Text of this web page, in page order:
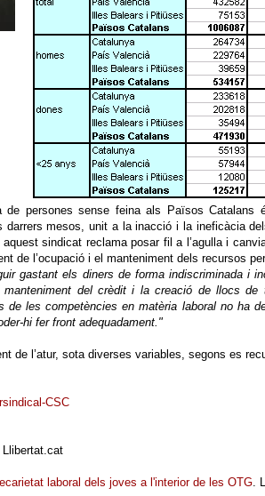
de persones sense feina als Països
darrers mesos, unit a la inacció i la ineficàcia
sindicat reclama posar fil a l’agulla i
de l’ocupació i el manteniment dels recursos
gastant els diners de forma indiscriminada i
manteniment del crèdit i la creació de llocs
de les competències en matèria laboral no ha
hi fer front adequadament."
de l’atur, sota diverses variables, segons es
CSC
Llibertat.cat
laboral dels joves a l'interior de les OTG.